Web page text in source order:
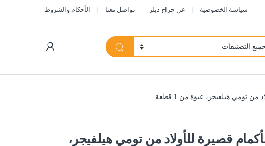
سياسة الخصوصية عن حراج ديلز تواصل معنا الأحكام والشروط
تومي هيلفيجر، عبوة من 1 قطعة
قصيرة للأولاد من تومي هيلفيجر،